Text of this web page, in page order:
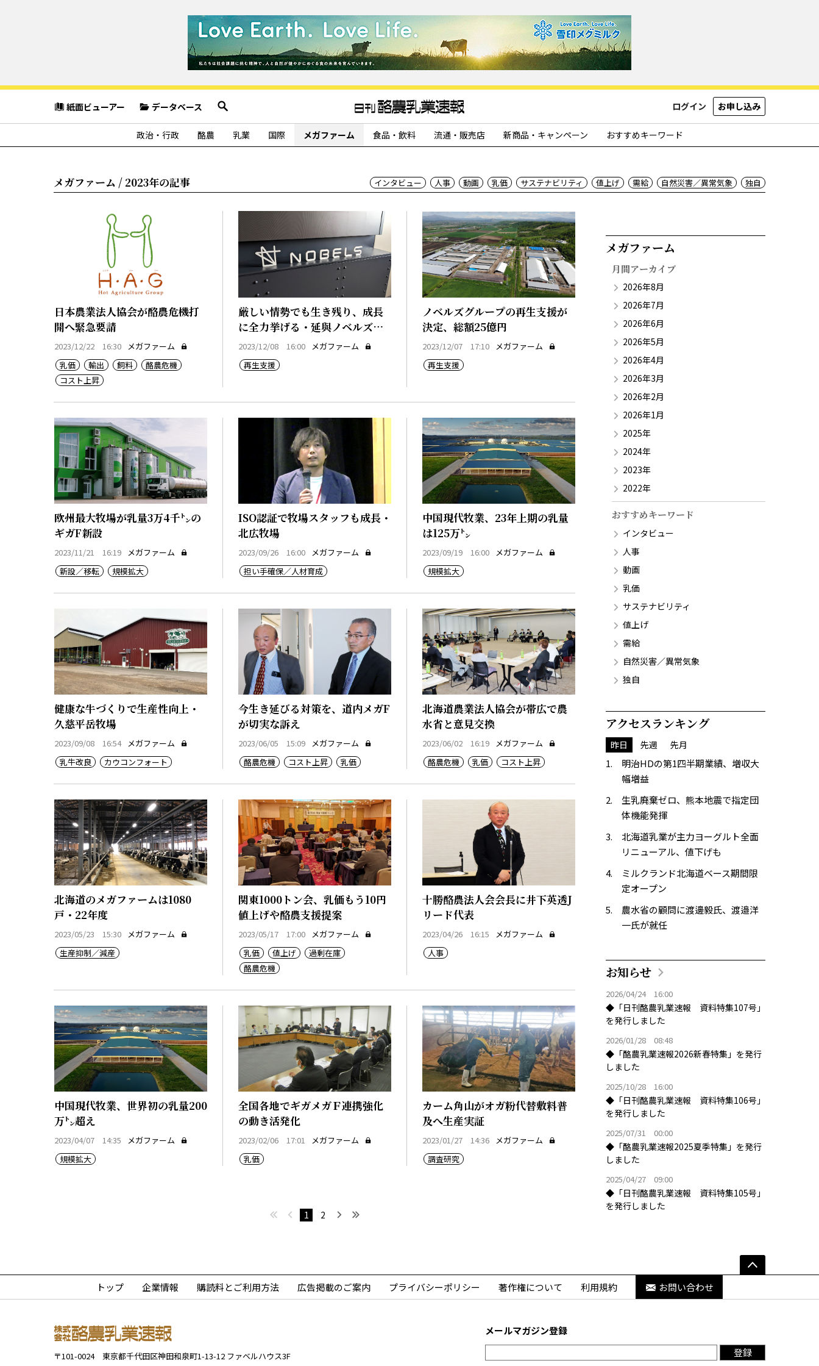
紙面ビューアー データベース ログイン お申し込み
政治・行政 酪農 乳業 国際 メガファーム 食品・飲料 流通・販売店 新商品・キャンペーン おすすめキーワード
メガファーム / 2023年の記事 インタビュー 人事 動画 乳価 サステナビリティ 値上げ 需給 自然災害／異常気象 独自
日本農業法人協会が酪農危機打
開へ緊急要請
2023/12/22 16:30
メガファーム
乳価
輸出 飼料
酪農危機
コスト上昇
厳しい情勢でも生き残り、成長
に全力挙げる・延與ノベルズ社
長
2023/12/08 16:00
メガファーム
再生支援
ノベルズグループの再生支援が
決定、総額25億円
2023/12/07 17:10
メガファーム
再生支援
欧州最大牧場が乳量3万4千㌧の
ギガF新設
2023/11/21 16:19 メガファーム
新設／移転
規模拡大
ISO認証で牧場スタッフも成長・
北広牧場
2023/09/26 16:00 メガファーム
担い手確保／人材育成
中国現代牧業、23年上期の乳量
は125万㌧
2023/09/19 16:00 メガファーム
規模拡大
健康な牛づくりで生産性向上・
久慈平岳牧場
2023/09/08 16:54 メガファーム
乳牛改良
カウコンフォート
今生き延びる対策を、道内メガF
が切実な訴え
2023/06/05 15:09 メガファーム
酪農危機
コスト上昇 乳価
北海道農業法人協会が帯広で農
水省と意見交換
2023/06/02 16:19 メガファーム
酪農危機
乳価 コスト上昇
北海道のメガファームは1080
戸・22年度
2023/05/23 15:30 メガファーム
生産抑制／減産
関東1000トン会、乳価もう10円
値上げや酪農支援提案
2023/05/17 17:00 メガファーム
乳価
値上げ
過剰在庫
酪農危機
十勝酪農法人会会長に井下英透J
リード代表
2023/04/26 16:15
メガファーム
人事
中国現代牧業、世界初の乳量200
万㌧超え
2023/04/07 14:35
メガファーム
規模拡大
全国各地でギガメガＦ連携強化
の動き活発化
2023/02/06 17:01
メガファーム
乳価
カーム角山がオガ粉代替敷料普
及へ生産実証
2023/01/27 14:36 メガファーム
調査研究
最初へ 前へ
1 2 次へ最後へ
メガファーム​
月間アーカイブ
2026年8月
2026年7月
2026年6月
2026年5月
2026年4月
2026年3月
2026年2月
2026年1月
2025年
2024年
2023年
2022年
おすすめキーワード
インタビュー
人事
動画
乳価
サステナビリティ
値上げ
需給
自然災害／異常気象
独自
アクセスランキング
昨日 先週 先月
明治HDの第1四半期業績、増収大
幅増益
生乳廃棄ゼロ、熊本地震で指定団
体機能発揮
北海道乳業が主力ヨーグルト全面
リニューアル、値下げも
ミルクランド北海道ベース期間限
定オープン
農水省の顧問に渡邊毅氏、渡邉洋
一氏が就任
お知らせ
2026/04/24 16:00
◆「日刊酪農乳業速報 資料特集107号」
を発行しました
2026/01/28 08:48
◆「酪農乳業速報2026新春特集」を発行
しました
2025/10/28 16:00
◆「日刊酪農乳業速報 資料特集106号」
を発行しました
2025/07/31 00:00
◆「酪農乳業速報2025夏季特集」を発行
しました
2025/04/27 09:00
◆「日刊酪農乳業速報 資料特集105号」
を発行しました
トップ 企業情報 購読料とご利用方法 広告掲載のご案内 プライバシーポリシー 著作権について 利用規約 お問い合わせ
〒101-0024 東京都千代田区神田和泉町1-13-12 ファベルハウス3F
メールマガジン登録
登録